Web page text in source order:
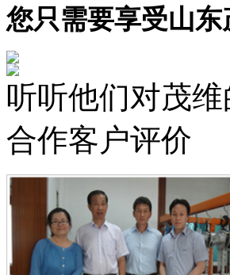
您只需要享受山东
听听他们对茂维
合作客户评价